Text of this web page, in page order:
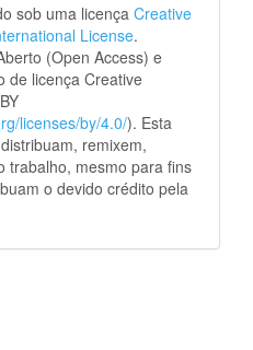
sob uma licença Creative
License.
(Open Access) e
de licença Creative
licenses/by/4.0/). Esta
remixem,
trabalho, mesmo para fins
o devido crédito pela